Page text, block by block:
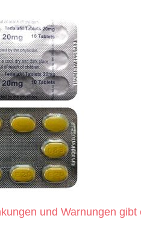
und Warnungen gibt